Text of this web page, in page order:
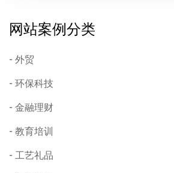
网站案例分类
外贸
环保科技
金融理财
教育培训
工艺礼品